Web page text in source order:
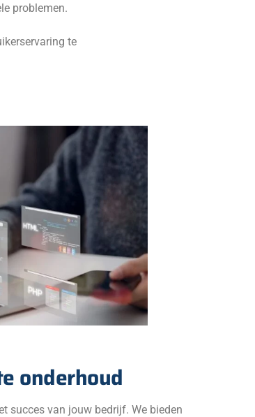
problemen.
te
onderhoud
succes van jouw bedrijf. We bieden